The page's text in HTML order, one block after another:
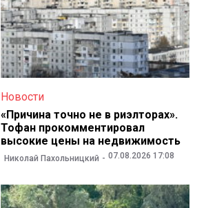
Новости
«Причина точно не в риэлторах».
Тофан прокомментировал
высокие цены на недвижимость
Николай Пахольницкий 07.08.2026 17:08